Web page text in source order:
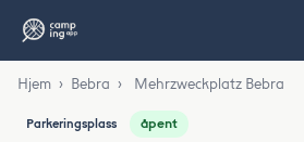
Hjem › Bebra › Mehrzweckplatz Bebra
Parkeringsplass åpent